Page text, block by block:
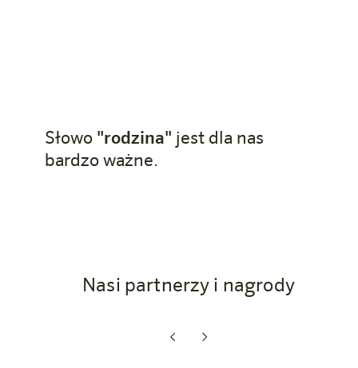
Słowo "rodzina" jest dla nas
bardzo ważne.
Nasi partnerzy i nagrody